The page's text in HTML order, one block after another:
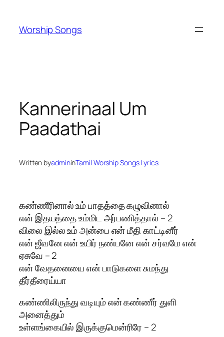
content
Worship Songs
Kannerinaal Um
Paadathai
Written byadmininTamil Worship Songs Lyrics
கண்ணீரினால் உம் பாதத்தை கழுவினால்
என் இதயத்தை உம்மிட அர்பணித்தால் – 2
விலை இல்ல உம் அன்பை என் மீதி காட்டினீர்
என் ஜீவனே என் உயிர் நண்பனே என் சர்வமே என்
ஏசுவே – 2
என் வேதனையை என் பாடுகளை சுமந்து
தீர்தீரைய்யா
கண்ணிலிருந்து வடியும் என் கண்ணீர் துளி
அனைத்தும்
உள்ளங்கையில் இருக்குமென்ரிரே – 2